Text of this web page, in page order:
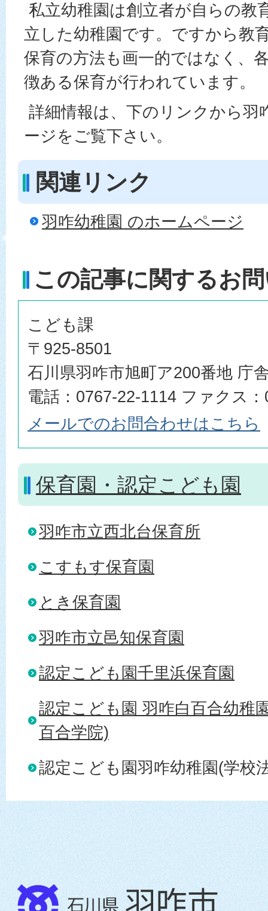
私立幼稚園は創立者が自らの教
立した幼稚園です。ですから教
保育の方法も画一的ではなく、
徴ある保育が行われています。
詳細情報は、下のリンクから羽
ージをご覧下さい。
関連リンク
羽咋幼稚園 のホームページ
この記事に関するお
こども課
〒925-8501
石川県羽咋市旭町ア200番地 庁
電話：0767-22-1114 ファクス
メールでのお問合わせはこちら
保育園・認定こども園
羽咋市立西北台保育所
こすもす保育園
とき保育園
羽咋市立邑知保育園
認定こども園千里浜保育園
認定こども園 羽咋白百合幼稚
百合学院)
認定こども園羽咋幼稚園(学校